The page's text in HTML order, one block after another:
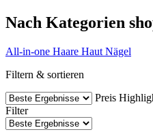
Nach Kategorien
All-in-one Haare Haut Nägel
Filtern & sortieren
Preis
Filter